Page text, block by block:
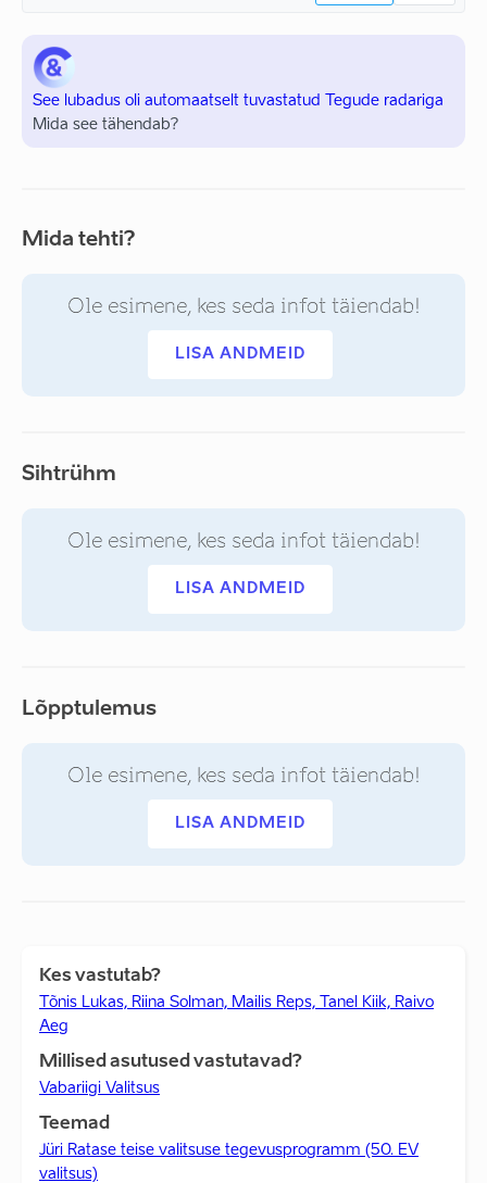
See lubadus oli automaatselt tuvastatud Tegude radariga
Mida see tähendab?
Mida tehti?
Ole esimene, kes seda infot täiendab!
LISA ANDMEID
Sihtrühm
Ole esimene, kes seda infot täiendab!
LISA ANDMEID
Lõpptulemus
Ole esimene, kes seda infot täiendab!
LISA ANDMEID
Kes vastutab?
Tõnis Lukas, Riina Solman, Mailis Reps, Tanel Kiik, Raivo
Aeg
Millised asutused vastutavad?
Vabariigi Valitsus
Teemad
Jüri Ratase teise valitsuse tegevusprogramm (50. EV
valitsus)